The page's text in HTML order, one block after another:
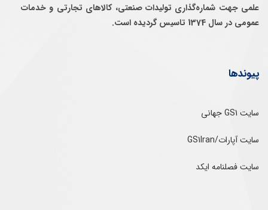
علمی جهت شماره‌گذاری توليدات صنعتی، كالاهای تجارتی و خدمات
عمومی در سال 1374 تاسيس گرديده است.
پیوندها
سایت GS1 جهانی
سایت آپارات/GS1Iran
سایت فصلنامه ایکد